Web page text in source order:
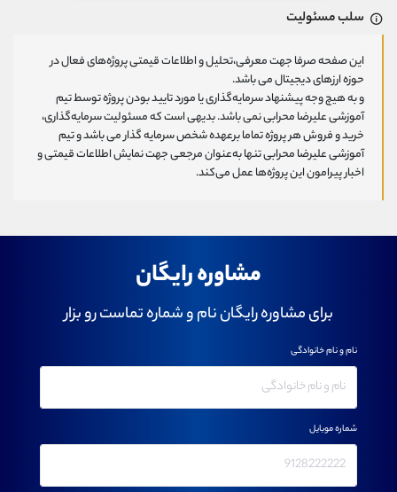
سلب مسئولیت
این صفحه صرفا جهت معرفی،تحلیل و اطلاعات قیمتی پروژه‌های فعال در
حوزه ارزهای دیجیتال می باشد.
و به هیچ وجه پیشنهاد سرمایه‌گذاری یا مورد تایید بودن پروژه توسط تیم
آموزشی علیرضا محرابی نمی باشد. بدیهی است که مسئولیت سرمایه‌گذاری،
خرید و فروش هر پروژه تماما برعهده شخص سرمایه گذار می باشد و تیم
آموزشی علیرضا محرابی تنها به‌عنوان مرجعی جهت نمایش اطلاعات قیمتی و
اخبار پیرامون این پروژه‌‌ها عمل می‌کند.
مشاوره رایگان
برای مشاوره رایگان نام و شماره تماست رو بزار
نام و نام خانوادگی
شماره موبایل